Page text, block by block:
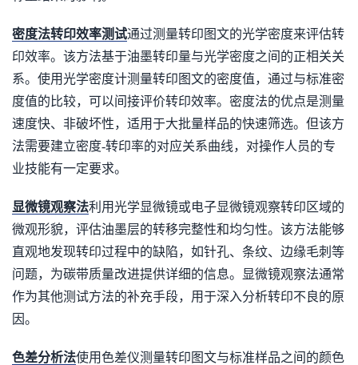
密度法转印效率测试通过测量转印图文的光学密度来评估转
印效率。该方法基于油墨转印量与光学密度之间的正相关关
系。使用光学密度计测量转印图文的密度值，通过与标准密
度值的比较，可以间接评价转印效率。密度法的优点是测量
速度快、非破坏性，适用于大批量样品的快速筛选。但该方
法需要建立密度-转印率的对应关系曲线，对操作人员的专
业技能有一定要求。
显微镜观察法利用光学显微镜或电子显微镜观察转印区域的
微观形貌，评估油墨层的转移完整性和均匀性。该方法能够
直观地发现转印过程中的缺陷，如针孔、条纹、边缘毛刺等
问题，为碳带质量改进提供详细的信息。显微镜观察法通常
作为其他测试方法的补充手段，用于深入分析转印不良的原
因。
色差分析法使用色差仪测量转印图文与标准样品之间的颜色